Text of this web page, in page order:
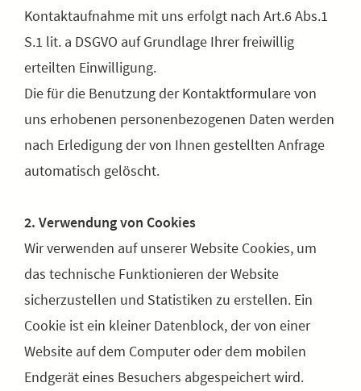
Kontaktaufnahme mit uns erfolgt nach Art.6 Abs.1
S.1 lit. a DSGVO auf Grundlage Ihrer freiwillig
erteilten Einwilligung.
Die für die Benutzung der Kontaktformulare von
uns erhobenen personenbezogenen Daten werden
nach Erledigung der von Ihnen gestellten Anfrage
automatisch gelöscht.
2. Verwendung von Cookies
Wir verwenden auf unserer Website Cookies, um
das technische Funktionieren der Website
sicherzustellen und Statistiken zu erstellen. Ein
Cookie ist ein kleiner Datenblock, der von einer
Website auf dem Computer oder dem mobilen
Endgerät eines Besuchers abgespeichert wird.